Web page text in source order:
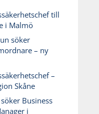
till
i Malmö
söker
– ny
–
Skåne
Business
i